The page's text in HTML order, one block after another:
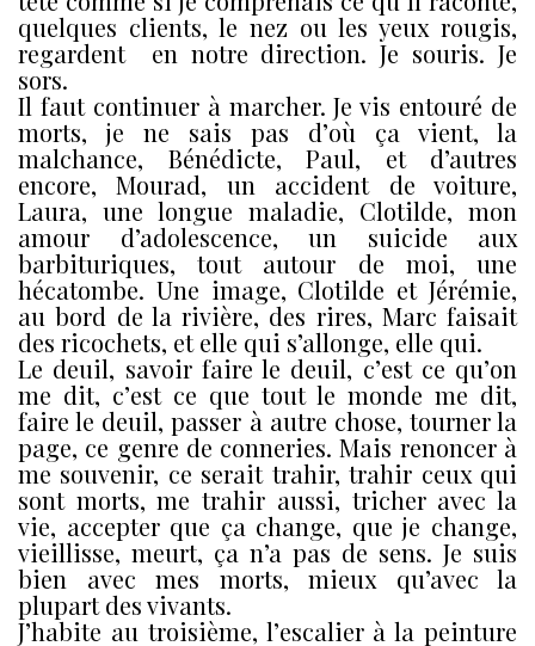
quelques clients, le nez ou les yeux rougis,
regardent en notre direction. Je souris. Je
sors.
Il faut continuer à marcher. Je vis entouré de
morts, je ne sais pas d’où ça vient, la
malchance, Bénédicte, Paul, et d’autres
encore, Mourad, un accident de voiture,
Laura, une longue maladie, Clotilde, mon
amour d’adolescence, un suicide aux
barbituriques, tout autour de moi, une
hécatombe. Une image, Clotilde et Jérémie,
au bord de la rivière, des rires, Marc faisait
des ricochets, et elle qui s’allonge, elle qui.
Le deuil, savoir faire le deuil, c’est ce qu’on
me dit, c’est ce que tout le monde me dit,
faire le deuil, passer à autre chose, tourner la
page, ce genre de conneries. Mais renoncer à
me souvenir, ce serait trahir, trahir ceux qui
sont morts, me trahir aussi, tricher avec la
vie, accepter que ça change, que je change,
vieillisse, meurt, ça n’a pas de sens. Je suis
bien avec mes morts, mieux qu’avec la
plupart des vivants.
J’habite au troisième, l’escalier à la peinture